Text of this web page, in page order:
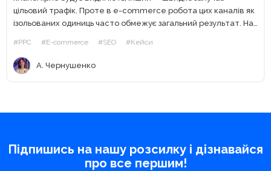
цільовий трафік. Проте в e-commerce робота цих каналів як
ізольованих одиниць часто обмежує загальний результат. На
#PPC #E-commerce #SEO #Кейси
А. Чернушенко
Підпишись на нашу розсилку і дізнавайся
про все першим!